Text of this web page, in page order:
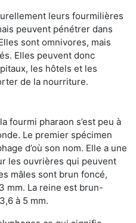
leurs fourmilières
peuvent pénétrer dans
sont omnivores, mais
Elles peuvent donc
les hôtels et les
de la nourriture.
fourmi pharaon s’est peu à
Le premier spécimen
d’où son nom. Elle a une
les ouvrières qui peuvent
mâles sont brun foncé,
mm. La reine est brun-
à 5 mm.